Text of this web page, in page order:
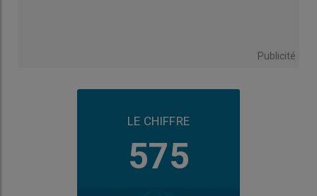
Publicité
LE CHIFFRE
575